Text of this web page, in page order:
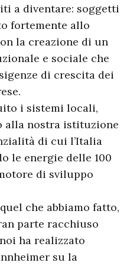
a diventare: soggetti
fortemente allo
la creazione di un
e sociale che
di crescita dei
i sistemi locali,
alla nostra istituzione
di cui l’Italia
le energie delle 100
di sviluppo
che abbiamo fatto,
parte racchiuso
ha realizzato
su la